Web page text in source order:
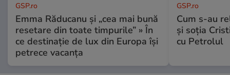
GSP.ro
Emma Răducanu și „cea mai bună
resetare din toate timpurile” » În
ce destinație de lux din Europa își
petrece vacanța
GSP.ro
Cum s-au
și soția
cu Petrolul